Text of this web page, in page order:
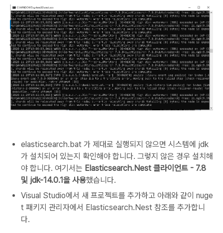
elasticsearch.bat 가 제대로 실행되지 않으면 시스템에 jdk
가 설치되어 있는지 확인해야 합니다. 그렇지 않은 경우 설치해
야 합니다. 여기서는 Elasticsearch.Nest 클라이언트 - 7.8
및 jdk-14.0.1을 사용했습니다.
Visual Studio에서 새 프로젝트를 추가하고 아래와 같이 nuge
t 패키지 관리자에서 Elasticsearch.Nest 참조를 추가합니
다.